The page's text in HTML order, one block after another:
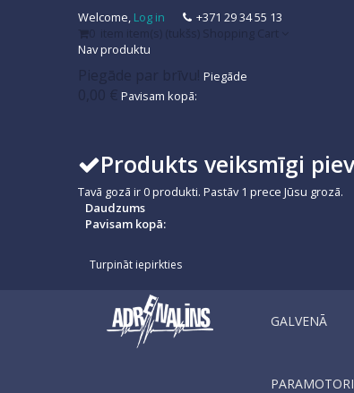
Welcome, Log in
+371 29 34 55 13
0
item item(s) (tukšs)
Shopping Cart
Nav produktu
Piegāde par brīvu! Piegāde
0,00 € Pavisam kopā:
Produkts veiksmīgi
Tavā gozā ir 0produkti. Pastāv 1 prece Jūsu grozā.
Daudzums
Pavisam kopā:
Turpināt iepirkties
GALVENĀ
PARAMOTORI